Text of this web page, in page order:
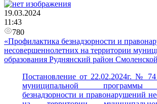
19.03.2024
11:43
780
«Профилактика безнадзорности и
несовершеннолетних на территории
образования Руднянский район
Постановление от 22.02.2024г. №
муниципальной программы
безнадзорности и правонарушений